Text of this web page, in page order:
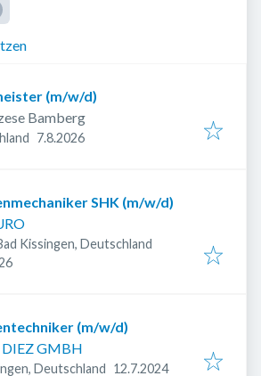
(m/w/d)
Bamberg
Veröffentlicht
7.8.2026
SHK (m/w/d)
Kissingen, Deutschland
(m/w/d)
GMBH
Deutschland Veröffentlicht
12.7.2024